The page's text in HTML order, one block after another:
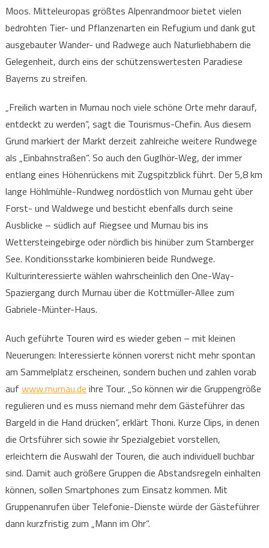
Moos. Mitteleuropas größtes Alpenrandmoor bietet vielen
bedrohten Tier- und Pflanzenarten ein Refugium und dank gut
ausgebauter Wander- und Radwege auch Naturliebhabern die
Gelegenheit, durch eins der schützenswertesten Paradiese
Bayerns zu streifen.
„Freilich warten in Murnau noch viele schöne Orte mehr darauf,
entdeckt zu werden“, sagt die Tourismus-Chefin. Aus diesem
Grund markiert der Markt derzeit zahlreiche weitere Rundwege
als „Einbahnstraßen“. So auch den Guglhör-Weg, der immer
entlang eines Höhenrückens mit Zugspitzblick führt. Der 5,8 km
lange Höhlmühle-Rundweg nordöstlich von Murnau geht über
Forst- und Waldwege und besticht ebenfalls durch seine
Ausblicke – südlich auf Riegsee und Murnau bis ins
Wettersteingebirge oder nördlich bis hinüber zum Starnberger
See. Konditionsstarke kombinieren beide Rundwege.
Kulturinteressierte wählen wahrscheinlich den One-Way-
Spaziergang durch Murnau über die Kottmüller-Allee zum
Gabriele-Münter-Haus.
Auch geführte Touren wird es wieder geben – mit kleinen
Neuerungen: Interessierte können vorerst nicht mehr spontan
am Sammelplatz erscheinen, sondern buchen und zahlen vorab
auf www.murnau.de ihre Tour. „So können wir die Gruppengröße
regulieren und es muss niemand mehr dem Gästeführer das
Bargeld in die Hand drücken“, erklärt Thoni. Kurze Clips, in denen
die Ortsführer sich sowie ihr Spezialgebiet vorstellen,
erleichtern die Auswahl der Touren, die auch individuell buchbar
sind. Damit auch größere Gruppen die Abstandsregeln einhalten
können, sollen Smartphones zum Einsatz kommen. Mit
Gruppenanrufen über Telefonie-Dienste würde der Gästeführer
dann kurzfristig zum „Mann im Ohr“.